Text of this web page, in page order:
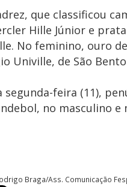
que classificou
Hille Júnior e
No feminino, ouro
Univille, de São
segunda-feira (11),
no masculino e
Braga/Ass. Comunicação